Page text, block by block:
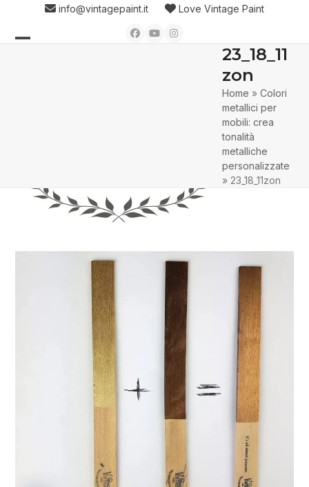
content
info@vintagepaint.it Love Vintage Paint
Facebook
YouTubeInstagram
23_18_11
zon
Home »Colori
metallici per
mobili: crea
tonalità
metalliche
personalizzate
» 23_18_11zon